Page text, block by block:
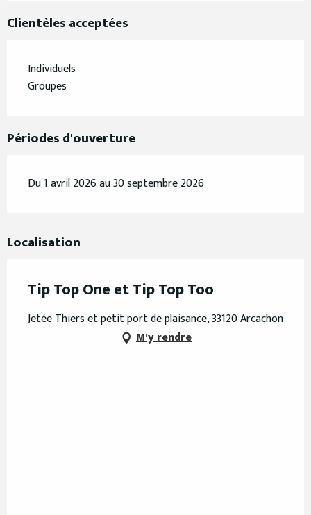
Clientèles acceptées
Individuels
Groupes
Périodes d'ouverture
Du 1 avril 2026 au 30 septembre 2026
Localisation
Tip Top One et Tip Top Too
Jetée Thiers et petit port de plaisance, 33120 Arcachon
M'y rendre